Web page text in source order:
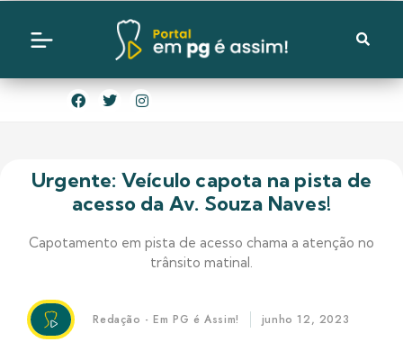
Urgente: Veículo capota na pista de
acesso da Av. Souza Naves!
Capotamento em pista de acesso chama a atenção no
trânsito matinal.
Redação - Em PG é Assim! junho 12, 2023